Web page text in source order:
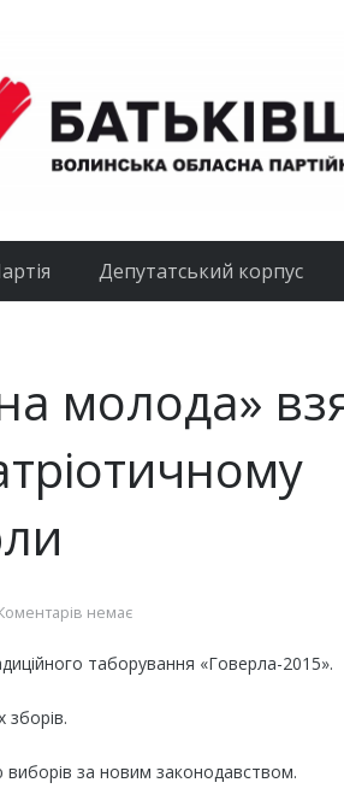
Депутатський корпус
молода»
немає
таборування «Говерла-2015».
зборів.
за новим законодавством.